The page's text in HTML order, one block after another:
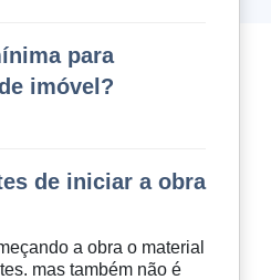
para
imóvel?
de iniciar a obra
a obra o material
mas também não é